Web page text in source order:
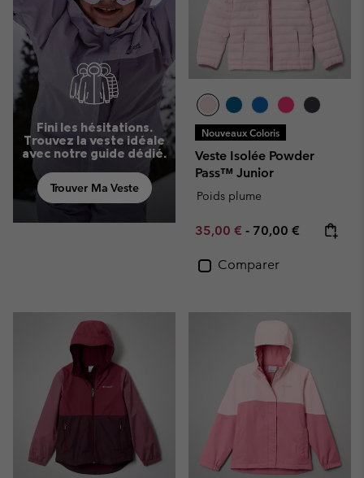
Fini les hésitations.
Trouvez la veste idéale
avec notre guide dédié.
Trouver Ma Veste
Nouveaux Coloris
Veste Isolée Powder
Pass™ Junior
Poids plume
Minimum sale price:
35,00 € - Maximum price:
70,00 €
Comparer